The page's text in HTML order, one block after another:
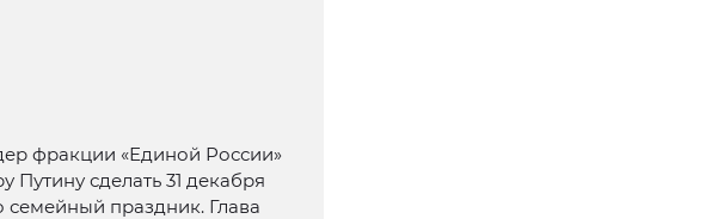
фракции «Единой России»
сделать 31 декабря
семейный праздник. Глава